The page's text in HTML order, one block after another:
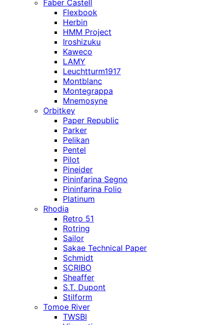
Faber Castell
Flexbook
Herbin
HMM Project
Iroshizuku
Kaweco
LAMY
Leuchtturm1917
Montblanc
Montegrappa
Mnemosyne
Orbitkey
Paper Republic
Parker
Pelikan
Pentel
Pilot
Pineider
Pininfarina Segno
Pininfarina Folio
Platinum
Rhodia
Retro 51
Rotring
Sailor
Sakae Technical Paper
Schmidt
SCRIBO
Sheaffer
S.T. Dupont
Stilform
Tomoe River
TWSBI